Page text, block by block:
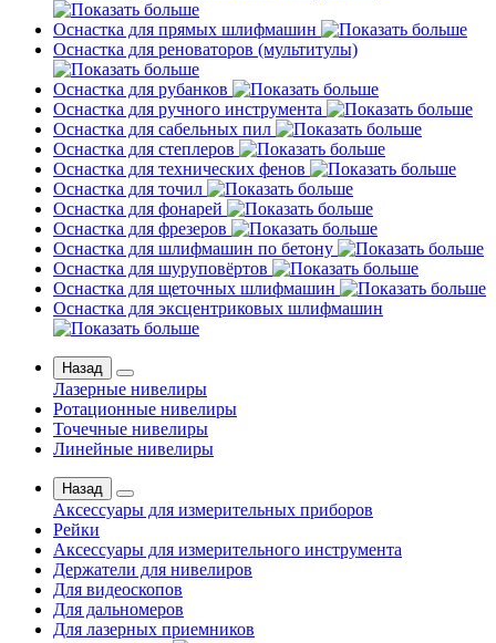
Оснастка для прямых шлифмашин
Оснастка для реноваторов (мультитулы)
Оснастка для рубанков
Оснастка для ручного инструмента
Оснастка для сабельных пил
Оснастка для степлеров
Оснастка для технических фенов
Оснастка для точил
Оснастка для фонарей
Оснастка для фрезеров
Оснастка для шлифмашин по бетону
Оснастка для шуруповёртов
Оснастка для щеточных шлифмашин
Оснастка для эксцентриковых шлифмашин
Назад
Лазерные нивелиры
Ротационные нивелиры
Точечные нивелиры
Линейные нивелиры
Назад
Аксессуары для измерительных приборов
Рейки
Аксессуары для измерительного инструмента
Держатели для нивелиров
Для видеоскопов
Для дальномеров
Для лазерных приемников